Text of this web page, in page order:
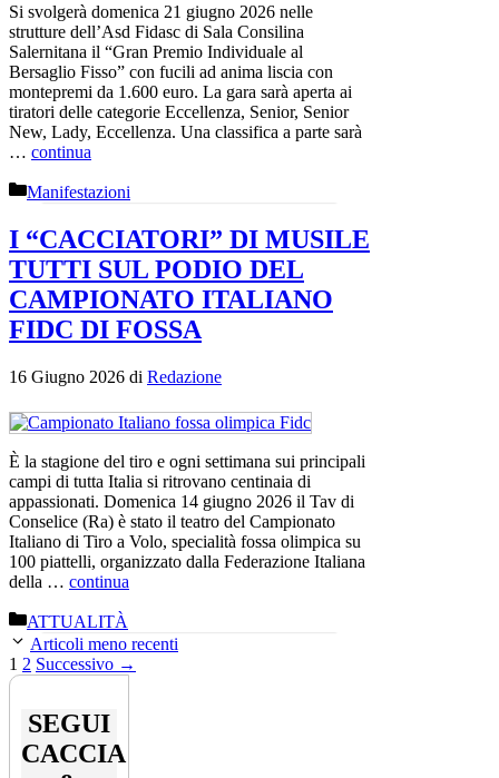
Si svolgerà domenica 21 giugno 2026 nelle
strutture dell’Asd Fidasc di Sala Consilina
Salernitana il “Gran Premio Individuale al
Bersaglio Fisso” con fucili ad anima liscia con
montepremi da 1.600 euro. La gara sarà aperta ai
tiratori delle categorie Eccellenza, Senior, Senior
New, Lady, Eccellenza. Una classifica a parte sarà
… continua
Categorie
Manifestazioni
I “CACCIATORI” DI MUSILE
TUTTI SUL PODIO DEL
CAMPIONATO ITALIANO
FIDC DI FOSSA
16 Giugno 2026 di Redazione
È la stagione del tiro e ogni settimana sui principali
campi di tutta Italia si ritrovano centinaia di
appassionati. Domenica 14 giugno 2026 il Tav di
Conselice (Ra) è stato il teatro del Campionato
Italiano di Tiro a Volo, specialità fossa olimpica su
100 piattelli, organizzato dalla Federazione Italiana
della … continua
Categorie
ATTUALITÀ
Articoli meno recenti
Pagina
1 Pagina
2 Successivo →
SEGUI
CACCIA